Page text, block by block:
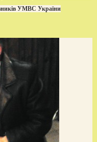
УМВС України